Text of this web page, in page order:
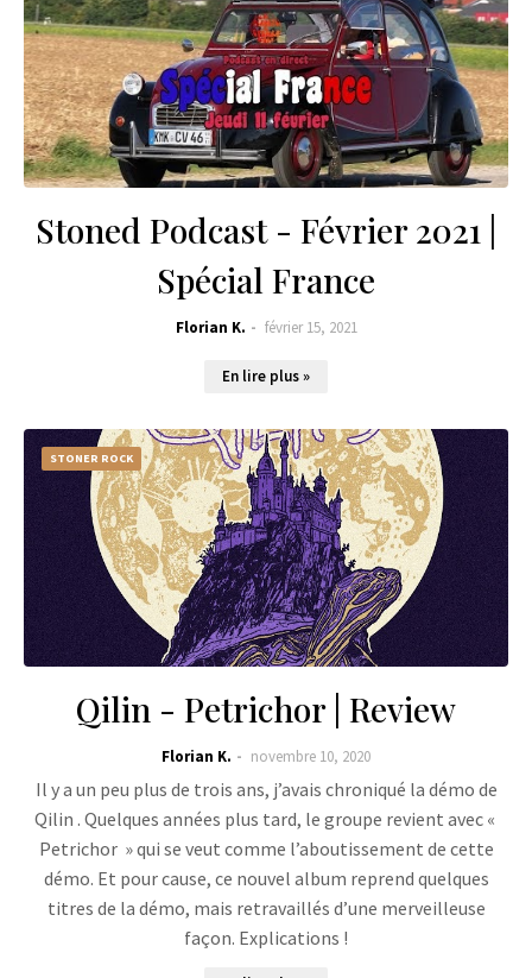
Stoned Podcast - Février 2021 |
Spécial France
Florian K. février 15, 2021
En lire plus »
STONER ROCK
Qilin - Petrichor | Review
Florian K. novembre 10, 2020
Il y a un peu plus de trois ans, j’avais chroniqué la démo de
Qilin . Quelques années plus tard, le groupe revient avec «
Petrichor » qui se veut comme l’aboutissement de cette
démo. Et pour cause, ce nouvel album reprend quelques
titres de la démo, mais retravaillés d’une merveilleuse
façon. Explications !